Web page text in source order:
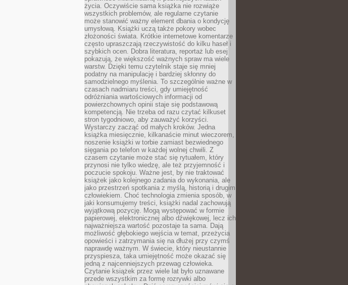
życia. Oczywiście sama książka nie rozwiąże
wszystkich problemów, ale regularne czytanie
może stanowić ważny element dbania o kondycję
umysłową. Książki uczą także pokory wobec
złożoności świata. Krótkie internetowe komentarze
często upraszczają rzeczywistość do kilku haseł i
szybkich ocen. Dobra literatura, reportaż lub esej
pokazują, że większość ważnych spraw ma wiele
warstw. Dzięki temu czytelnik staje się mniej
podatny na manipulację i bardziej skłonny do
samodzielnego myślenia. To szczególnie ważne w
czasach nadmiaru treści, gdy umiejętność
odróżniania wartościowych informacji od
powierzchownych opinii staje się podstawową
kompetencją. Nie trzeba od razu czytać kilkuset
stron tygodniowo, aby zauważyć korzyści.
Wystarczy zacząć od małych kroków. Jedna
książka miesięcznie, kilkanaście minut wieczorem,
noszenie książki w torbie zamiast bezwiednego
sięgania po telefon w każdej wolnej chwili. Z
czasem czytanie może stać się rytuałem, który
przynosi nie tylko wiedzę, ale też przyjemność i
poczucie spokoju. Ważne jest, by nie traktować
książek jako kolejnego zadania do wykonania, ale
jako przestrzeń spotkania z myślą, historią i drugim
człowiekiem. Choć technologia zmienia sposób, w
jaki konsumujemy treści, książki nadal zachowują
wyjątkową pozycję. Mogą występować w formie
papierowej, elektronicznej albo dźwiękowej, lecz ich
najważniejsza wartość pozostaje ta sama. Dają
możliwość głębokiego wejścia w temat, przeżycia
opowieści i zatrzymania się na dłużej przy czymś
naprawdę ważnym. W świecie, który nieustannie
przyspiesza, taka umiejętność może okazać się
jedną z najcenniejszych przewag człowieka.
Czytanie książek przez wiele lat było uznawane
przede wszystkim za formę rozrywki albo